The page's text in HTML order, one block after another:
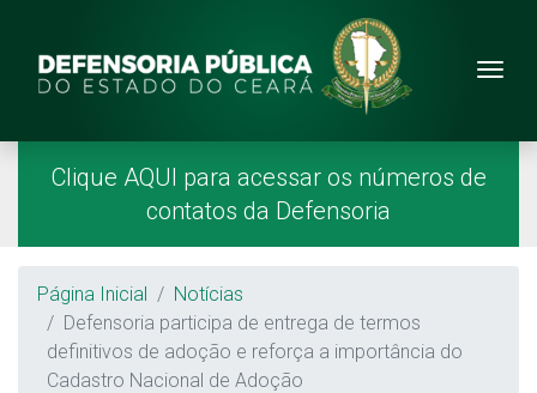
Site da Defensoria
Menu Principal
Página Inicial
Clique AQUI para acessar os números de
contatos da Defensoria
Breadcrumb
Página Inicial
Notícias
Defensoria participa de entrega de termos
definitivos de adoção e reforça a importância do
Cadastro Nacional de Adoção